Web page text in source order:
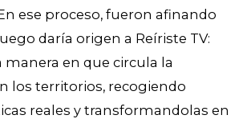
ese proceso, fueron afinando
daría origen a Reíriste TV:
en que circula la
los territorios, recogiendo
reales y transformandolas en